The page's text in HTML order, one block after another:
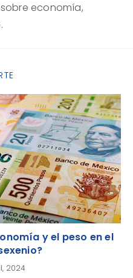
economía,
y el peso en el
2024